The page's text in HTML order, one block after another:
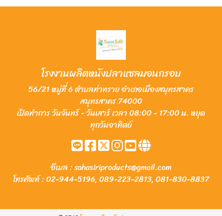
โรงงานผลิตหนังปลาแซลมอนกรอบ
56/21 หมู่ที่ 6 ตำบลท่าทราย อำเภอเมืองสมุทรสาคร
สมุทรสาคร 74000
เปิดทำการ วันจันทร์ - วันเสาร์ เวลา 08:00 - 17:00 น. หยุด
ทุกวันอาทิตย์
อีเมล :sahasiriproducts@gmail.com
โทรศัพท์ :02-944-5196,089-223-2813,081-830-8837